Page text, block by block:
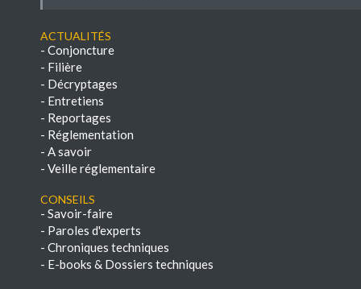
Actualités
- Conjoncture
- Filière
- Décryptages
- Entretiens
- Reportages
- Réglementation
- A savoir
- Veille réglementaire
Conseils
- Savoir-faire
- Paroles d'experts
- Chroniques techniques
- E-books & Dossiers techniques